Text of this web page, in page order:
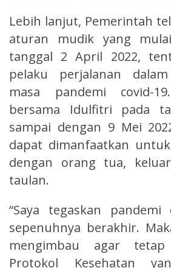
Lebih lanjut, Pemerintah
aturan mudik yang
tanggal 2 April 2022,
pelaku perjalanan
masa pandemi covid-
bersama Idulfitri pada
sampai dengan 9 Mei
dapat dimanfaatkan
dengan orang tua,
taulan.
“Saya tegaskan pandemi
sepenuhnya berakhir.
mengimbau agar tetap
Protokol Kesehatan